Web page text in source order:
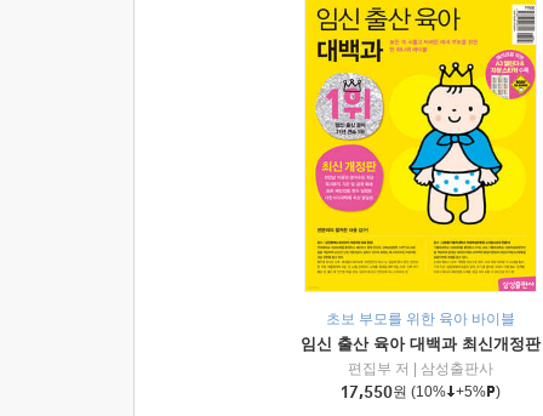
초보 부모를 위한 육아 바이블
임신 출산 육아 대백과 최신개정판
편집부 저
삼성출판사
17,550원 (10% +5% )